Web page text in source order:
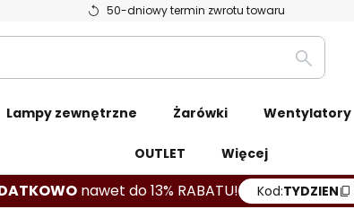
50-dniowy termin zwrotu towaru
Szukaj
Lampy zewnętrzne Żarówki Wentylatory
OUTLET Więcej
nawet do 13% RABATU! Kod:TYDZIEN